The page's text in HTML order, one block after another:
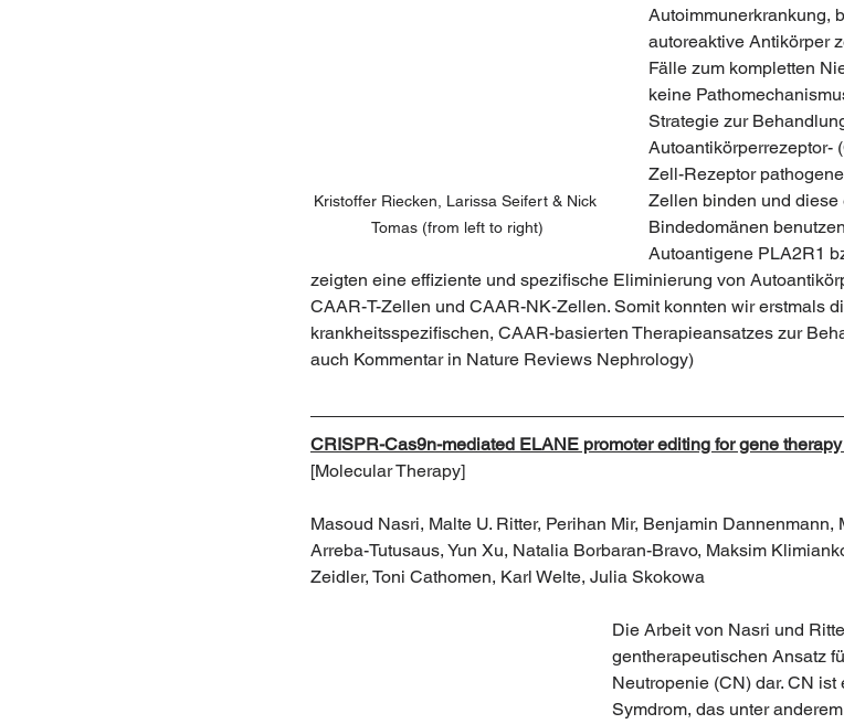
Kristoffer Riecken, Larissa Seifert & Nick
Tomas (from left to right)
Autoimmunerkrankung,
autoreaktive Antikörper
Fälle zum kompletten
keine
Strategie zur
Autoantikörperrezeptor-
Zell-Rezeptor
Zellen binden und
Bindedomänen
Autoantigene PLA2R1
zeigten eine effiziente und spezifische Eliminierung von
CAAR-T-Zellen und CAAR-NK-Zellen. Somit konnten wir erstmals
krankheitsspezifischen, CAAR-basierten Therapieansatzes zur
auch Kommentar in Nature Reviews Nephrology)
CRISPR-Cas9n-mediated ELANE promoter editing for gene
[Molecular Therapy]
Masoud Nasri, Malte U. Ritter, Perihan Mir, Benjamin Dannenmann,
Arreba-Tutusaus, Yun Xu, Natalia Borbaran-Bravo, Maksim
Zeidler, Toni Cathomen, Karl Welte, Julia Skokowa
Die Arbeit von Nasri und
gentherapeutischen Ansatz
Neutropenie (CN) dar. CN
Symdrom, das unter